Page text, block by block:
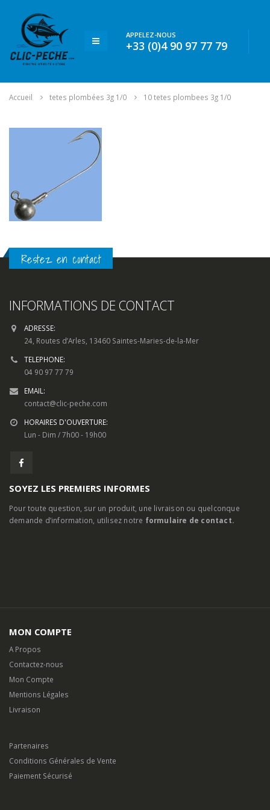
APPELEZ-NOUS
+33 (0)4 90 97 77 79
Accueil tetes plombées 3g 1/0 10 tetes plombees 3g 1/0
Restez en contact
INFORMATIONS DE CONTACT
ADRESSE:
24, Routes d’Arles, 13460 Saintes-Maries-de-la-Mer
TELEPHONE:
04 90 97 77 79
EMAIL:
contact@clic-peche.com
HORAIRES D'OUVERTURE:
Lun - Dim / 7h00 - 19h00
SOYEZ LES PREMIERS INFORMES
Pour toute question, sur un produit, une livraison ou quelconque
demande d’information, utilisez notre formulaire de contact.
MON COMPTE
A Propos
Contactez-nous
Mon Compte
Mentions Légales
Livraison
Partenaires
Conditions Générales de Vente
Paiement Sécurisé